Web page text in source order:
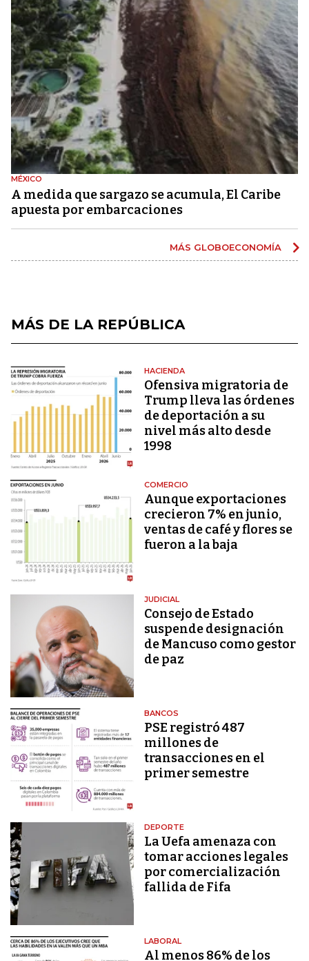
MÉXICO
A medida que sargazo se acumula, El Caribe
apuesta por embarcaciones
MÁS GLOBOECONOMÍA
MÁS DE LA REPÚBLICA
HACIENDA
Ofensiva migratoria de
Trump lleva las órdenes
de deportación a su
nivel más alto desde
1998
COMERCIO
Aunque exportaciones
crecieron 7% en junio,
ventas de café y flores se
fueron a la baja
JUDICIAL
Consejo de Estado
suspende designación
de Mancuso como gestor
de paz
BANCOS
PSE registró 487
millones de
transacciones en el
primer semestre
DEPORTE
La Uefa amenaza con
tomar acciones legales
por comercialización
fallida de Fifa
LABORAL
Al menos 86% de los